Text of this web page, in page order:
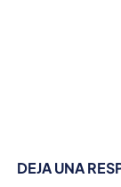
DEJA UNA